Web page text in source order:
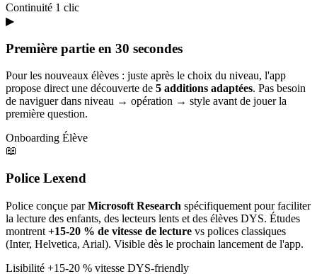
Continuité 1 clic
▶
Première partie en 30 secondes
Pour les nouveaux élèves : juste après le choix du niveau, l'app
propose direct une découverte de 5 additions adaptées. Pas besoin
de naviguer dans niveau → opération → style avant de jouer la
première question.
Onboarding Élève
📖
Police Lexend
Police conçue parMicrosoft Research spécifiquement pour faciliter
la lecture des enfants, des lecteurs lents et des élèves DYS. Études
montrent +15-20 % de vitesse de lecture vs polices classiques
(Inter, Helvetica, Arial). Visible dès le prochain lancement de l'app.
Lisibilité +15-20 % vitesse DYS-friendly